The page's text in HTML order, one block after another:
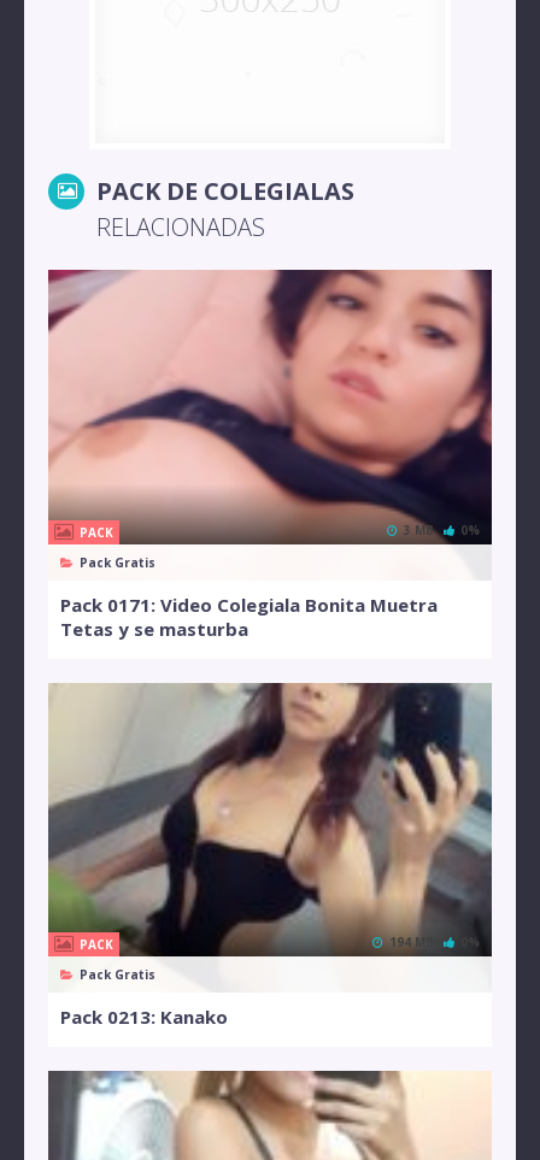
PACK DE COLEGIALAS
RELACIONADAS
PACK
Pack Gratis
3 MB 0%
Pack 0171: Video Colegiala Bonita Muetra
Tetas y se masturba
PACK
Pack Gratis
194 MB 0%
Pack 0213: Kanako